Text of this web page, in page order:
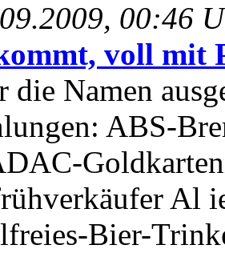
00:46
voll mit
die Namen
ABS-
Al
Bier-